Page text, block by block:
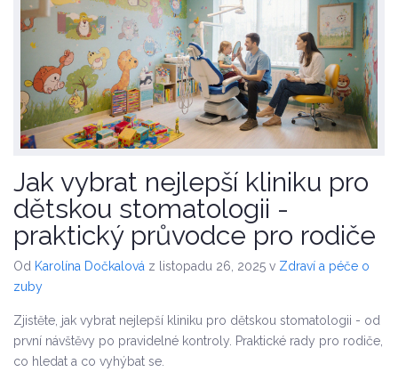
Jak vybrat nejlepší kliniku pro
dětskou stomatologii -
praktický průvodce pro rodiče
Od Karolína Dočkalová z listopadu 26, 2025 v Zdraví a péče o
zuby
Zjistěte, jak vybrat nejlepší kliniku pro dětskou stomatologii - od
první návštěvy po pravidelné kontroly. Praktické rady pro rodiče,
co hledat a co vyhýbat se.